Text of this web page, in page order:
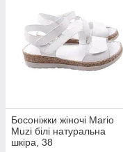
Босоніжки жіночі Mario
Muzi білі натуральна
шкіра, 38